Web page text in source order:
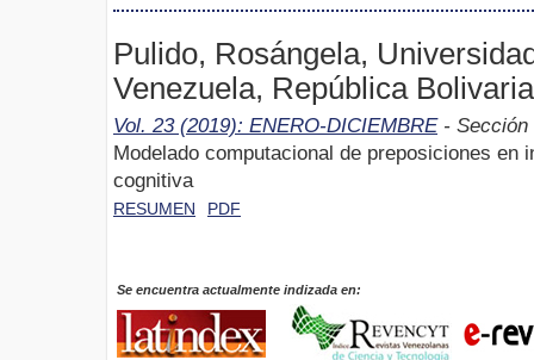
Pulido, Rosángela,
Venezuela, República
Vol. 23 (2019): ENERO-DICIEMBRE- Sección
Modelado computacional de preposiciones en
cognitiva
RESUMEN PDF
Se encuentra actualmente indizada en: